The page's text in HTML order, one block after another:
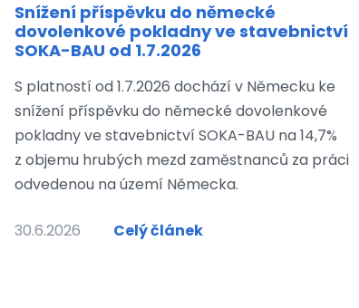
Snížení příspěvku do německé
dovolenkové pokladny ve stavebnictví
SOKA-BAU od 1.7.2026
S platností od 1.7.2026 dochází v Německu ke
snížení příspěvku do německé dovolenkové
pokladny ve stavebnictví SOKA-BAU na 14,7%
z objemu hrubých mezd zaměstnanců za práci
odvedenou na území Německa.
30.6.2026 Celý článek